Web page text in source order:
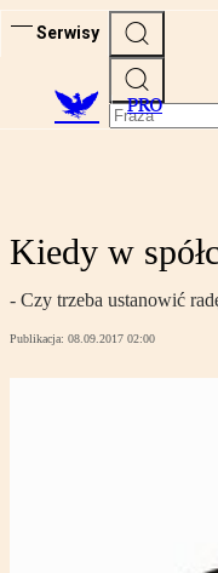
Serwisy
PRO
Kiedy w
- Czy trzeba ustanowić
Publikacja: 08.09.2017 02:00